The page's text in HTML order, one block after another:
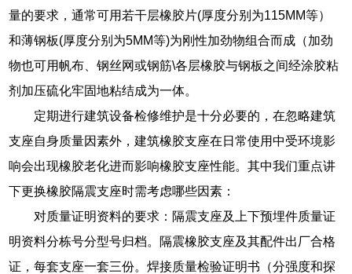
量的要求，通常可用若干层橡胶片(厚度分别为115MM等）
和薄钢板(厚度分别为5MM等)为刚性加劲物组合而成（加劲
物也可用帆布、钢丝网或钢筋\各层橡胶与钢板之间经涂胶粘
剂加压硫化牢固地粘结成为一体。
定期进行建筑设备检修维护是十分必要的，在忽略建筑
支座自身质量因素外，建筑橡胶支座在日常使用中受环境影
响会出现橡胶老化进而影响橡胶支座性能。其中我们重点讲
下更换橡胶隔震支座时需考虑哪些因素：
对质量证明资料的要求：隔震支座及上下预埋件质量证
明资料分栋号分型号归档。隔震橡胶支座及其配件出厂合格
证，每套支座一套三份。焊接质量检验证明书（分强度和探